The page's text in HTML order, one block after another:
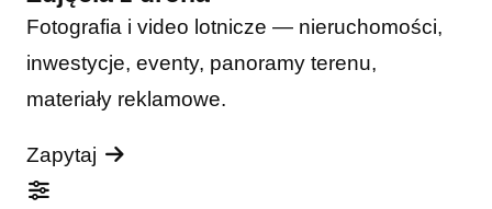
Fotografia i video lotnicze — nieruchomości,
inwestycje, eventy, panoramy terenu,
materiały reklamowe.
Zapytaj